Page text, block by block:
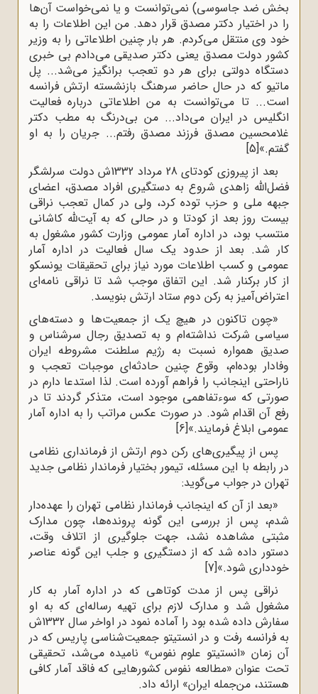
بخش ضد جاسوسی) نمی‌توانست و یا نمی‌خواست آن‌ها
را در اختیار دکتر مصدق قرار دهد. من این اطلاعات را به
خود وی منتقل می‌کردم. هر بار چنین اطلاعاتی را به وزیر
کشور دولت مصدق یعنی دکتر صدیقی می‌دادم بی خبری
دستگاه دولتی برای هر دو تعجب برانگیز می‌شد... پل
ماتیو که در حال حاضر سرهنگ بازنشسته ارتش فرانسه
است... تا می‌توانست به من اطلاعاتی درباره فعالیت
انگلیس در ایران می‌داد... من بی‌درنگ به مطب دکتر
غلامحسین مصدق فرزند مصدق رفتم... جریان را به او
گفتم.»[5]
بعد از پیروزی کودتای 28 مرداد 1332ش دولت سرلشگر
فضل‌الله زاهدی شروع به دستگیری افراد مصدق، اعضای
جبهه ملی و حزب توده کرد، ولی در کمال تعجب نراقی
بیست روز بعد از کودتا و در حالی که به آیت‌لله کاشانی
منتسب بود، در اداره آمار عمومی وزارت کشور مشغول به
کار شد. بعد از حدود یک سال فعالیت در اداره آمار
عمومی و کسب اطلاعات مورد نیاز برای تحقیقات یونسکو
از کار برکنار شد. این اتفاق موجب شد تا نراقی نامه‌ای
اعتراض‌آمیز به رکن دوم ستاد ارتش بنویسد.
«چون تاکنون در هیچ یک از جمعیت‌ها و دسته‌های
سیاسی شرکت نداشته‌ام و به تصدیق رجال سرشناس و
صدیق همواره نسبت به رژیم سلطنت مشروطه ایران
وفادار بوده‌ام، وقوع چنین حادثه‌ای موجبات تعجب و
ناراحتی اینجانب را فراهم آورده است. لذا استدعا دارم در
صورتی که سوءتفاهمی موجود است، متذکر گردند تا در
رفع آن اقدام شود. در صورت عکس مراتب را به اداره آمار
عمومی ابلاغ فرمایند.»[6]
پس از پیگیری‌های رکن دوم ارتش از فرمانداری نظامی
در رابطه با این مسئله، تیمور بختیار فرماندار نظامی جدید
تهران در جواب می‌گوید:
«بعد از آن که اینجانب فرماندار نظامی تهران را عهده‌دار
شدم، پس از بررسی این گونه پرونده‌ها، چون مدارک
مثبتی مشاهده نشد، جهت جلوگیری از اتلاف وقت،
دستور داده شد که از دستگیری و جلب این گونه عناصر
خودداری شود.»[7]
نراقی پس از مدت کوتاهی که در اداره آمار به کار
مشغول شد و مدارک لازم برای تهیه رساله‌ای که به او
سفارش داده شده بود را آماده نمود در اواخر سال 1332ش
به فرانسه رفت و در انستیتو جمعیت‌شناسی پاریس که در
آن زمان «انستیتو علوم نفوس» نامیده می‌شد، تحقیقی
تحت عنوان «مطالعه نفوس کشورهایی که فاقد آمار کافی
هستند، من‌جمله ایران» ارائه داد.